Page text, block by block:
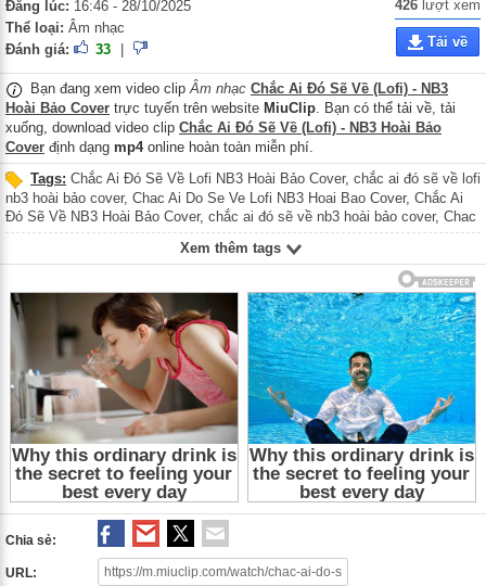
Đăng lúc: 16:46 - 28/10/2025
Thể loại: Âm nhạc
Đánh giá:
33
426 lượt xem
Tải về
Bạn đang xem video clipÂm nhạc Chắc Ai Đó Sẽ Về (Lofi) - NB3
Hoài Bảo Cover trực tuyến trên website MiuClip. Bạn có thể tải về, tải
xuống, download video clip Chắc Ai Đó Sẽ Về (Lofi) - NB3 Hoài Bảo
Cover định dạng mp4online hoàn toàn miễn phí.
Tags: Chắc Ai Đó Sẽ Về Lofi NB3 Hoài Bảo Cover, chắc ai đó sẽ về lofi
nb3 hoài bảo cover, Chac Ai Do Se Ve Lofi NB3 Hoai Bao Cover, Chắc Ai
Đó Sẽ Về NB3 Hoài Bảo Cover, chắc ai đó sẽ về nb3 hoài bảo cover, Chac
Ai Do Se Ve NB3 Hoai Bao Cover,Ca sĩ NB3 Hoài Bảo,Ca si NB3 Hoai
Xem thêm tags
Chia sẻ:
URL: